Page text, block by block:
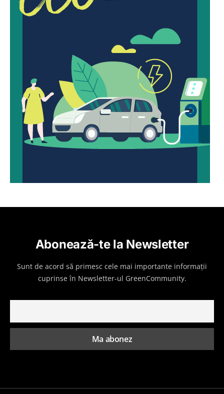
Abonează-te la Newsletter
Sunt de acord să primesc cele mai importante informații
cuprinse în Newsletter-ul GreenCommunity.